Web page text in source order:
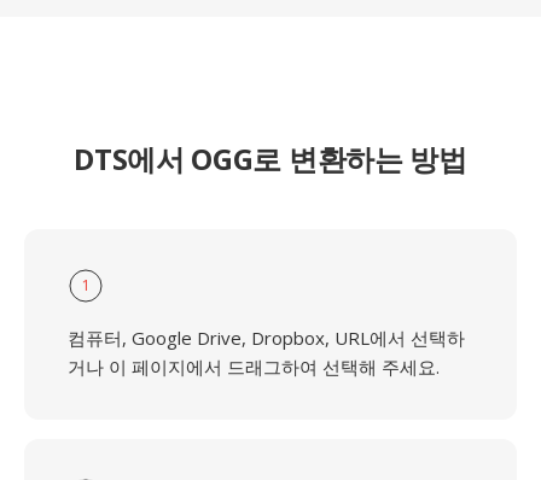
DTS에서 OGG로 변환하는 방법
1
컴퓨터, Google Drive, Dropbox, URL에서 선택하
거나 이 페이지에서 드래그하여 선택해 주세요.